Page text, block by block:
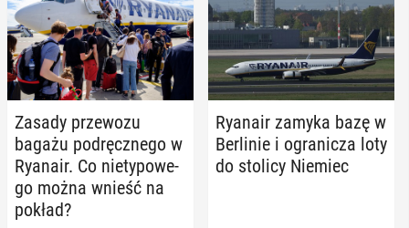
Zasady prze­wo­zu
bagażu pod­ręcz­ne­go w
Ryanair. Co nie­ty­po­we­
go można wnieść na
pokład?
Ryanair zamyka bazę w
Ber­li­nie i ogra­ni­cza loty
do stolicy Niemiec